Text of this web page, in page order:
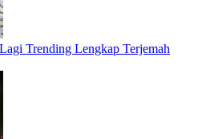
Trending Lengkap Terjemah